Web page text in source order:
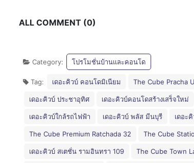
ALL COMMENT (0)
Category: โปรโมชั่นบ้านและคอนโด
Tag: เดอะคิวบ์ คอนโดมิเนียม The Cube Pracha
เดอะคิวบ์ ประชาอุทิศ เดอะคิวบ์คอนโดสร้างเสร็จใหม่
เดอะคิวบ์ใกล้รถไฟฟ้า เดอะคิวบ์ พลัส มีนบุรี เดอะ
The Cube Premium Ratchada 32 The Cube
เดอะคิวบ์ สเตชั่น รามอินทรา 109 The Cube Town